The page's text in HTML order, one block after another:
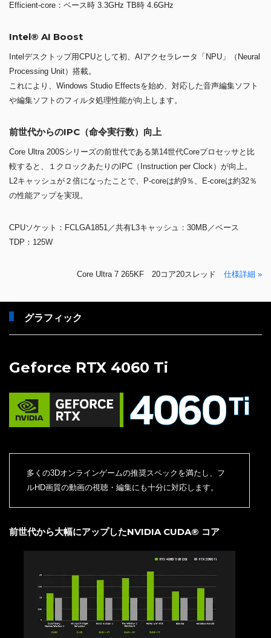
Efficient-core：ベース時 3.3GHz TB時 4.6GHz
Intel® AI Boost
Intelデスクトップ用CPUとして初、AIアクセラレータ「NPU」（Neural
Processing Unit）搭載。
これにより、Windows Studio Effectsを始め、対応した音声編集ソフト
や編集ソフトのフィルタ処理性能が向上します。
前世代からのIPC（命令実行数）向上
Core Ultra 200Sシリーズの前世代である第14世代Coreプロセッサと比
較すると、１クロックあたりのIPC（Instruction per Clock）が向上。
L2キャッシュが２倍になったことで、P-coreは約9％、E-coreは約32％
の性能アップを実現。
CPUソケット：FCLGA1851／共有L3キャッシュ：30MB／ベース
TDP：125W
Core Ultra 7 265KF 20コア20スレッド 仕様詳細 »
グラフィック
Geforce RTX 4060 Ti
多くの3Dオンラインゲームの推奨スペックを満たし、フ
ルHD画質の動画の視聴・編集にも十分に対応します。
前世代から大幅にアップしたNVIDIA CUDA® コア